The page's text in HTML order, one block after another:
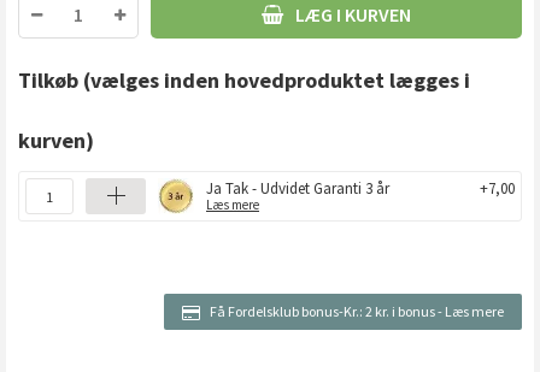
LÆG I KURVEN
Tilkøb (vælges inden hovedproduktet lægges i
kurven)
Ja Tak - Udvidet Garanti 3 år
Læs mere
+7,00
Få Fordelsklub bonus-Kr.: 2 kr. i bonus- Læs mere